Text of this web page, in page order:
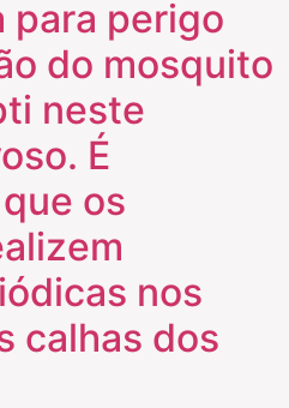
para perigo
do mosquito
neste
É
os
nos
calhas dos